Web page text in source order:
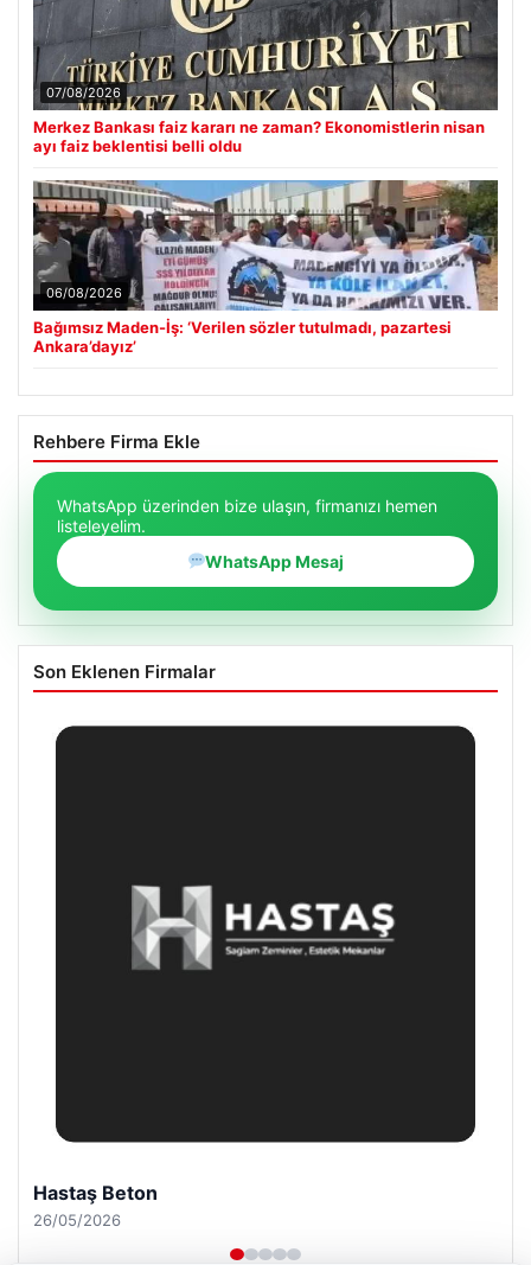
07/08/2026
Merkez Bankası faiz kararı ne zaman? Ekonomistlerin nisan
ayı faiz beklentisi belli oldu
06/08/2026
Bağımsız Maden-İş: ‘Verilen sözler tutulmadı, pazartesi
Ankara’dayız’
Rehbere Firma Ekle
WhatsApp üzerinden bize ulaşın, firmanızı hemen
listeleyelim.
WhatsApp Mesaj
Son Eklenen Firmalar
Enes Kaplan Avukatlık Bürosu
28/04/2026